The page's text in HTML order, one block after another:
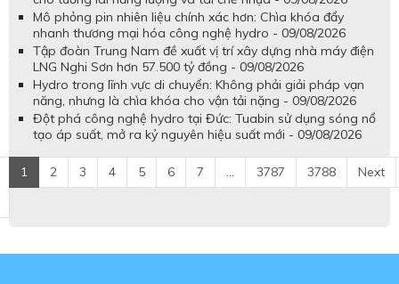
Mô phỏng pin nhiên liệu chính xác hơn: Chìa khóa đẩy
nhanh thương mại hóa công nghệ hydro - 09/08/2026
Tập đoàn Trung Nam đề xuất vị trí xây dựng nhà máy điện
LNG Nghi Sơn hơn 57.500 tỷ đồng - 09/08/2026
Hydro trong lĩnh vực di chuyển: Không phải giải pháp vạn
năng, nhưng là chìa khóa cho vận tải nặng - 09/08/2026
Đột phá công nghệ hydro tại Đức: Tuabin sử dụng sóng nổ
tạo áp suất, mở ra kỷ nguyên hiệu suất mới - 09/08/2026
1 2 3 4 5 6 7 ... 3787 3788 Next